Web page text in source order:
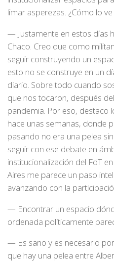
limar asperezas. ¿Cómo lo
— Justamente en estos días
Chaco. Creo que como
seguir construyendo un
esto no se construye en un
diario. Sobre todo cuando
que nos tocaron, después
pandemia. Por eso, destaco
hace unas semanas, donde
pasando no era una pelea
seguir con ese debate en
institucionalización del FdT
Aires me parece un paso
avanzando con la
— Encontrar un espacio
ordenada políticamente
— Es sano y es necesario
que hay una pelea entre